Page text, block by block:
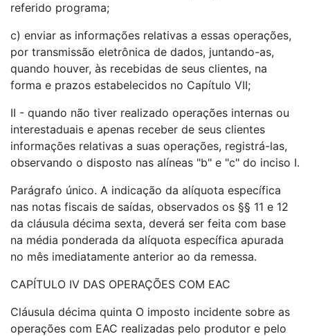
referido programa;
c) enviar as informações relativas a essas operações,
por transmissão eletrônica de dados, juntando-as,
quando houver, às recebidas de seus clientes, na
forma e prazos estabelecidos no Capítulo VII;
II - quando não tiver realizado operações internas ou
interestaduais e apenas receber de seus clientes
informações relativas a suas operações, registrá-las,
observando o disposto nas alíneas "b" e "c" do inciso I.
Parágrafo único. A indicação da alíquota específica
nas notas fiscais de saídas, observados os §§ 11 e 12
da cláusula décima sexta, deverá ser feita com base
na média ponderada da alíquota específica apurada
no mês imediatamente anterior ao da remessa.
CAPÍTULO IV DAS OPERAÇÕES COM EAC
Cláusula décima quinta O imposto incidente sobre as
operações com EAC realizadas pelo produtor e pelo